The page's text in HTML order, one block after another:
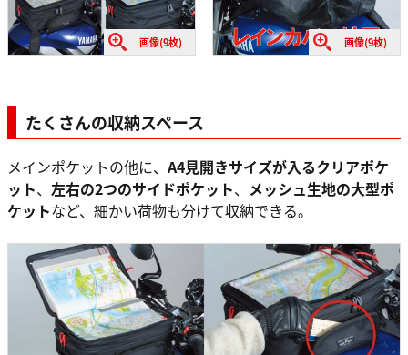
画像(9枚) 画像(9枚)
たくさんの収納スペース
メインポケットの他に、 A4見開きサイズが入るクリアポケ
ット、 左右の2つのサイドポケット、 メッシュ生地の大型ポ
ケットなど、細かい荷物も分けて収納できる。